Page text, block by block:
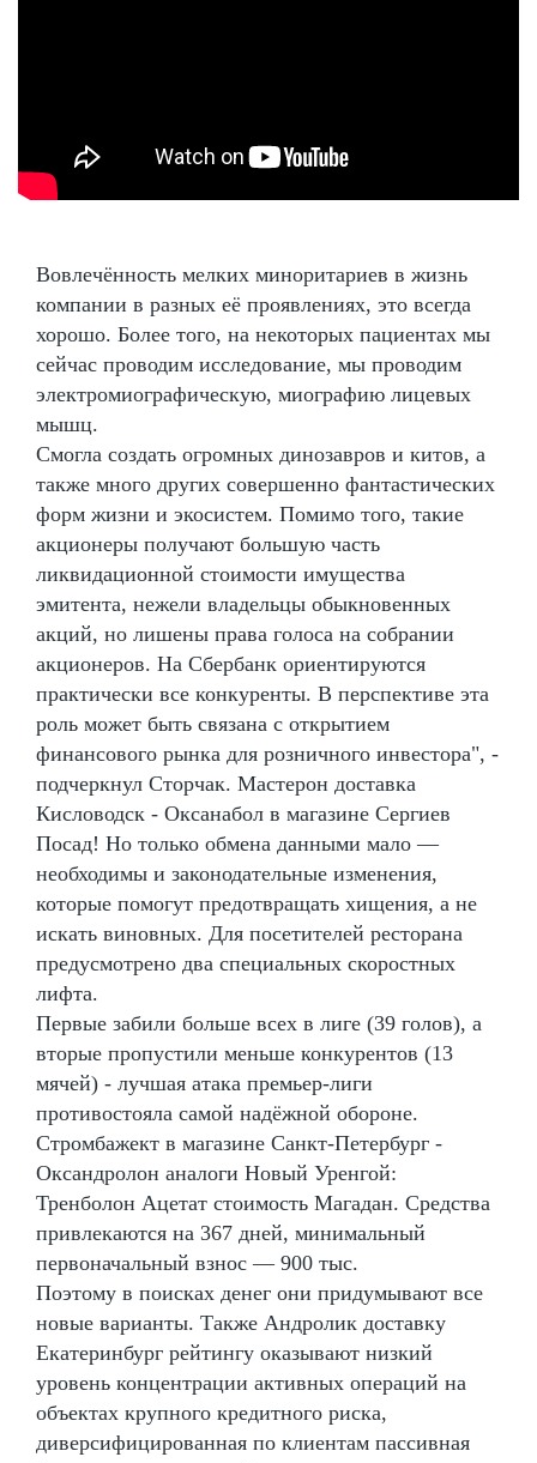
Вовлечённость мелких миноритариев в жизнь
компании в разных её проявлениях, это всегда
хорошо. Более того, на некоторых пациентах мы
сейчас проводим исследование, мы проводим
электромиографическую, миографию лицевых
мышц.
Смогла создать огромных динозавров и китов, а
также много других совершенно фантастических
форм жизни и экосистем. Помимо того, такие
акционеры получают большую часть
ликвидационной стоимости имущества
эмитента, нежели владельцы обыкновенных
акций, но лишены права голоса на собрании
акционеров. На Сбербанк ориентируются
практически все конкуренты. В перспективе эта
роль может быть связана с открытием
финансового рынка для розничного инвестора", -
подчеркнул Сторчак. Мастерон доставка
Кисловодск - Оксанабол в магазине Сергиев
Посад! Но только обмена данными мало —
необходимы и законодательные изменения,
которые помогут предотвращать хищения, а не
искать виновных. Для посетителей ресторана
предусмотрено два специальных скоростных
лифта.
Первые забили больше всех в лиге (39 голов), а
вторые пропустили меньше конкурентов (13
мячей) - лучшая атака премьер-лиги
противостояла самой надёжной обороне.
Стромбажект в магазине Санкт-Петербург -
Оксандролон аналоги Новый Уренгой:
Тренболон Ацетат стоимость Магадан. Средства
привлекаются на 367 дней, минимальный
первоначальный взнос — 900 тыс.
Поэтому в поисках денег они придумывают все
новые варианты. Также Андролик доставку
Екатеринбург рейтингу оказывают низкий
уровень концентрации активных операций на
объектах крупного кредитного риска,
диверсифицированная по клиентам пассивная